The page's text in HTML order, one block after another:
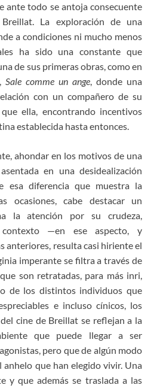
ante todo se antoja consecuente
La exploración de una
a condiciones ni mucho menos
ha sido una constante que
de sus primeras obras, como en
Sale comme un ange, donde una
con un compañero de su
ella, encontrando incentivos
establecida hasta entonces.
ahondar en los motivos de una
en una desidealización
esa diferencia que muestra la
ocasiones, cabe destacar un
la atención por su crudeza,
—en ese aspecto, y
anteriores, resulta casi hiriente el
imperante se filtra a través de
son retratadas, para más inri,
de los distintos individuos que
e incluso cínicos, los
cine de Breillat se reflejan a la
que puede llegar a ser
pero que de algún modo
anhelo que han elegido vivir. Una
y que además se traslada a las